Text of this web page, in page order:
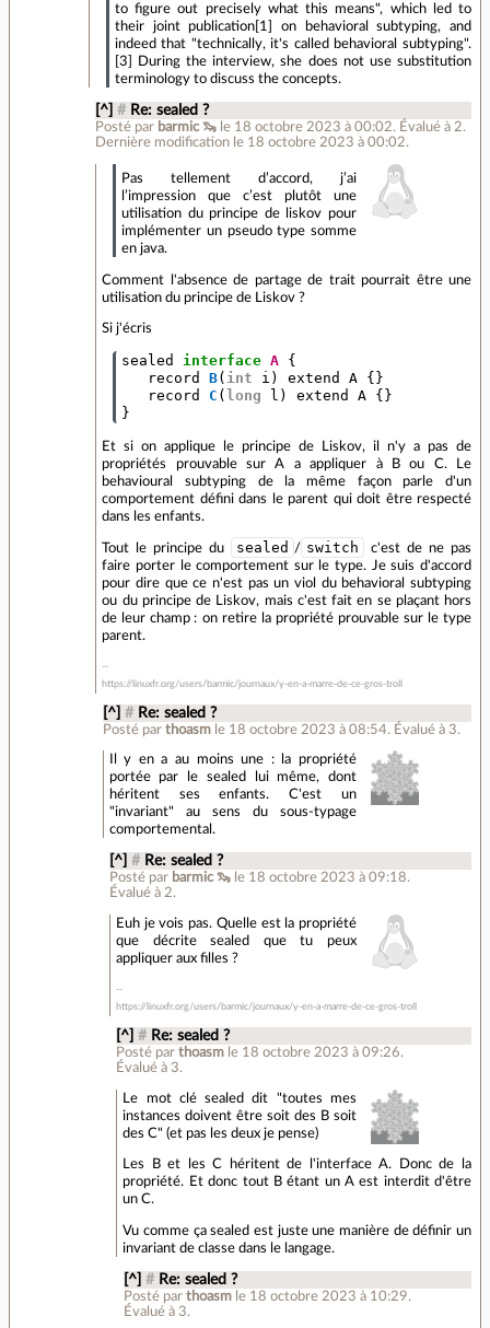
to figure out precisely what this means", which led to
their joint publication[1] on behavioral subtyping, and
indeed that "technically, it's called behavioral subtyping".
[3] During the interview, she does not use substitution
terminology to discuss the concepts.
[^] # Re: sealed ?
Posté par barmic 🦦 le 18 octobre 2023 à 00:02. Évalué à 2.
Dernière modification le 18 octobre 2023 à 00:02.
Pas tellement d’accord, j’ai
l’impression que c’est plutôt une
utilisation du principe de liskov pour
implémenter un pseudo type somme
en java.
Comment l'absence de partage de trait pourrait être une
utilisation du principe de Liskov ?
Si j'écris
sealed interface A {
record
B( int i ) extend A {}
record
C ( long l ) extend A {}
}
Et si on applique le principe de Liskov, il n'y a pas de
propriétés prouvable sur A a appliquer à B ou C. Le
behavioural subtyping de la même façon parle d'un
comportement défini dans le parent qui doit être respecté
dans les enfants.
Tout le principe du sealed / switch
c'est de ne pas
faire porter le comportement sur le type. Je suis d'accord
pour dire que ce n'est pas un viol du behavioral subtyping
ou du principe de Liskov, mais c'est fait en se plaçant hors
de leur champ : on retire la propriété prouvable sur le type
parent.
https://linuxfr.org/users/barmic/journaux/y-en-a-marre-de-ce-gros-troll
[^] # Re: sealed ?
Posté par thoasm le 18 octobre 2023 à 08:54. Évalué à 3.
Il y en a au moins une : la propriété
portée par le sealed lui même, dont
héritent ses enfants. C'est un
"invariant" au sens du sous-typage
comportemental.
[^] # Re: sealed ?
Posté par barmic 🦦 le 18 octobre 2023 à 09:18.
Évalué à 2.
Euh je vois pas. Quelle est la propriété
que décrite sealed que tu peux
appliquer aux filles ?
https://linuxfr.org/users/barmic/journaux/y-en-a-marre-de-ce-gros-troll
[^] # Re: sealed ?
Posté parthoasm le 18 octobre 2023 à 09:26.
Évalué à 3.
Le mot clé sealed dit "toutes mes
instances doivent être soit des B soit
des C" (et pas les deux je pense)
Les B et les C héritent de l'interface A. Donc de la
propriété. Et donc tout B étant un A est interdit d'être
un C.
Vu comme ça sealed est juste une manière de définir un
invariant de classe dans le langage.
[^] # Re: sealed ?
Posté par thoasm le 18 octobre 2023 à 10:29.
Évalué à 3.